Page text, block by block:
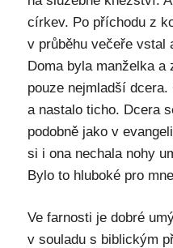
církev. Po příchodu z
v průběhu večeře vstal
Doma byla manželka
pouze nejmladší
a nastalo ticho. Dcera
podobně jako v
si i ona nechala nohy
Bylo to hluboké pro
Ve farnosti je dobré
v souladu s biblickým